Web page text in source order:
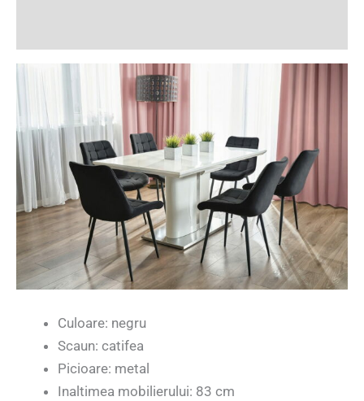
Culoare: negru
Scaun: catifea
Picioare: metal
Inaltimea mobilierului: 83 cm